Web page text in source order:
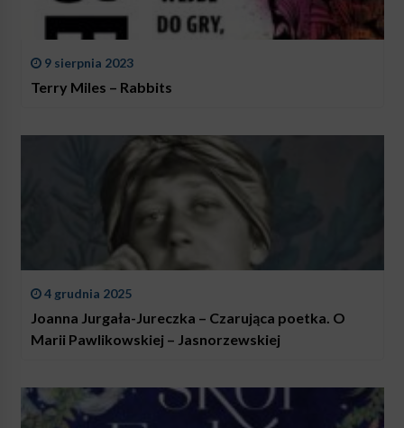
9 sierpnia 2023
Terry Miles – Rabbits
4 grudnia 2025
Joanna Jurgała-Jureczka – Czarująca poetka. O
Marii Pawlikowskiej – Jasnorzewskiej